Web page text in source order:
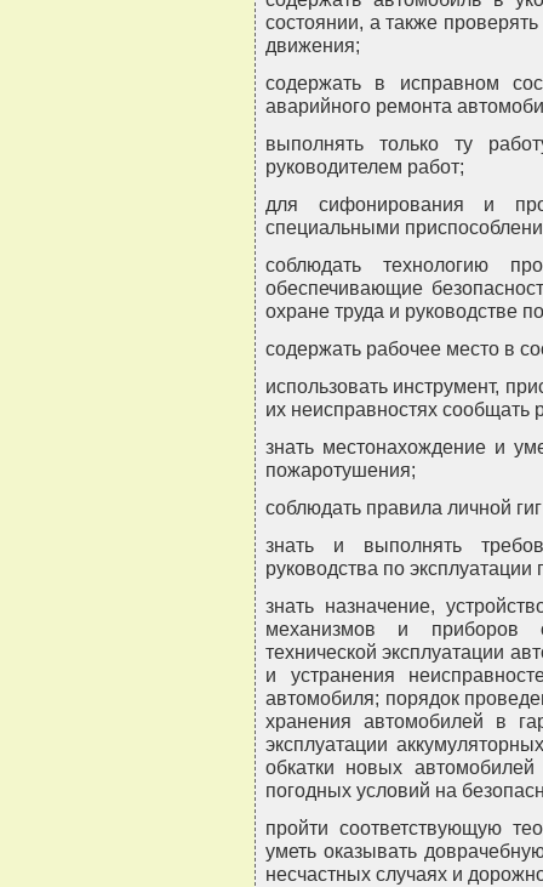
состоянии, а также
движения;
содержать в исправном
аварийного ремонта
выполнять только ту
руководителем работ;
для сифонирования и
специальными
соблюдать технологию
обеспечивающие
охране труда и руководстве
содержать рабочее место в
использовать инструмент,
их неисправностях сообщать
знать местонахождение и
пожаротушения;
соблюдать правила личной
знать и выполнять
руководства по
знать назначение,
механизмов и приборов
технической эксплуатации
и устранения
автомобиля; порядок
хранения автомобилей в
эксплуатации
обкатки новых
погодных условий на
пройти соответствующую
уметь оказывать
несчастных случаях и